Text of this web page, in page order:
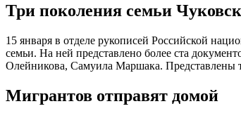
Три поколения семьи
15 января в отделе рукописей Российской
семьи. На ней представлено более ста
Олейникова, Самуила Маршака. Представлены
Мигрантов отправят домой